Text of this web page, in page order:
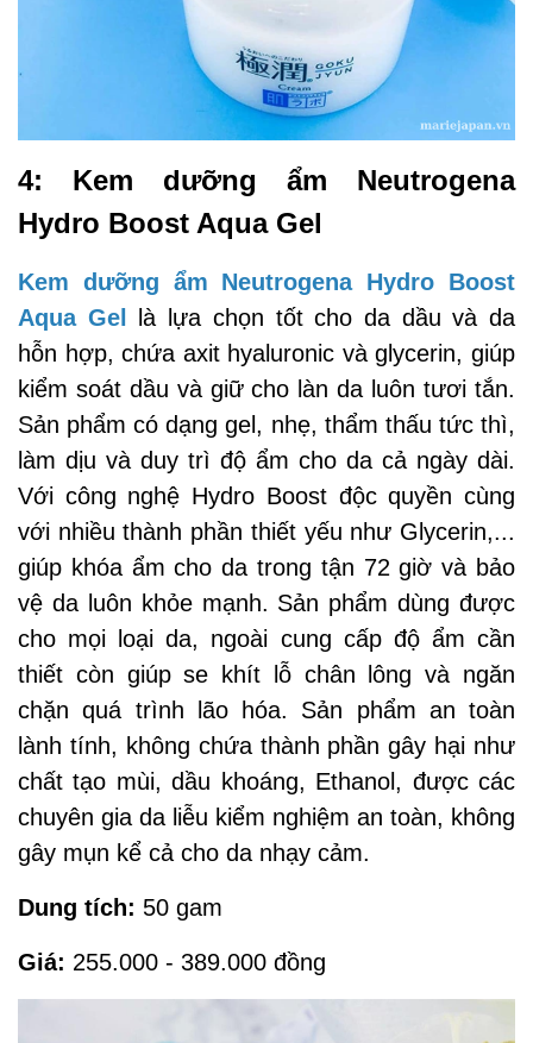
4: Kem dưỡng ẩm Neutrogena
Hydro Boost Aqua Gel
Kem dưỡng ẩm Neutrogena Hydro Boost
Aqua Gel là lựa chọn tốt cho da dầu và da
hỗn hợp, chứa axit hyaluronic và glycerin, giúp
kiểm soát dầu và giữ cho làn da luôn tươi tắn.
Sản phẩm có dạng gel, nhẹ, thẩm thấu tức thì,
làm dịu và duy trì độ ẩm cho da cả ngày dài.
Với công nghệ Hydro Boost độc quyền cùng
với nhiều thành phần thiết yếu như Glycerin,...
giúp khóa ẩm cho da trong tận 72 giờ và bảo
vệ da luôn khỏe mạnh. Sản phẩm dùng được
cho mọi loại da, ngoài cung cấp độ ẩm cần
thiết còn giúp se khít lỗ chân lông và ngăn
chặn quá trình lão hóa. Sản phẩm an toàn
lành tính, không chứa thành phần gây hại như
chất tạo mùi, dầu khoáng, Ethanol, được các
chuyên gia da liễu kiểm nghiệm an toàn, không
gây mụn kể cả cho da nhạy cảm.
Dung tích: 50 gam
Giá: 255.000 - 389.000 đồng